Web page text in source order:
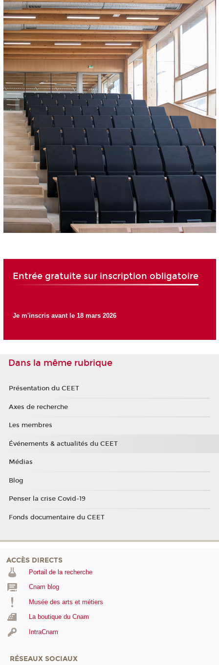
Entrée gratuite sur inscription obligatoire
Je m'inscris avant le 18 mars 2026
Dans la même rubrique
Présentation du CEET
Axes de recherche
Les membres
Événements & actualités du CEET
Médias
Blog
Penser la crise Covid-19
Fonds documentaire du CEET
ACCÈS DIRECTS
Portail de la recherche
Cnam blog
Musée des arts et métiers
La boutique du Cnam
IntraCnam
RÉSEAUX SOCIAUX